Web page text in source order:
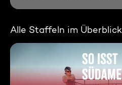
Alle Staffeln im Überblick